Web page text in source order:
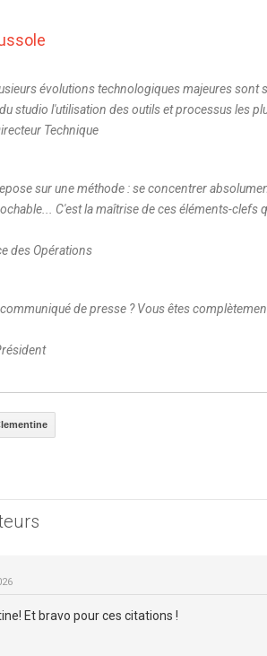
évolutions technologiques majeures sont
studio l'utilisation des outils et processus les
Technique
sur une méthode : se concentrer
C'est la maîtrise de ces éléments-clefs
des Opérations
de presse ? Vous êtes
Et bravo pour ces citations !